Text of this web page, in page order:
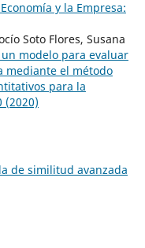
y la Empresa:
Soto Flores, Susana
modelo para evaluar
mediante el método
para la
(2020)
de similitud avanzada